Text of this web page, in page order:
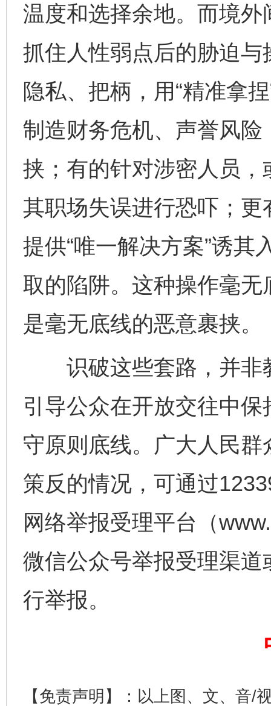
温度和选择余地。而境
抓住人性弱点后的胁迫
隐私、把柄，用“精准拿
制造财务危机、声誉风险
挟；有的针对涉密人员
其职场失误进行恐吓；
提供“唯一解决方案”诱其
取的陷阱。这种操作毫
是毫无底线的恶意裹挟。
识破这些套路，并非
引导公众在开放交往中
守原则底线。广大人民
策反的情况，可通过
网络举报受理平台（
微信公众号举报受理渠
行举报。
【免责声明】：以上图、文、音/
完善运行机制助力责任有效落实